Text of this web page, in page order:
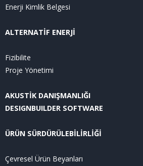
Enerji Kimlik Belgesi
ALTERNATİF ENERJİ
Fizibilite
Proje Yönetimi
AKUSTİK DANIŞMANLIĞI
DESIGNBUILDER SOFTWARE
ÜRÜN SÜRDÜRÜLEBİLİRLİĞİ
Çevresel Ürün Beyanları